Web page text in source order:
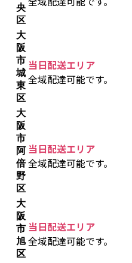
央
区
大
阪
市
城
東
区
当日配送エリア
全域配達可能です。
大
阪
市
阿
倍
野
区
当日配送エリア
全域配達可能です。
大
阪
市
旭
区
当日配送エリア
全域配達可能です。